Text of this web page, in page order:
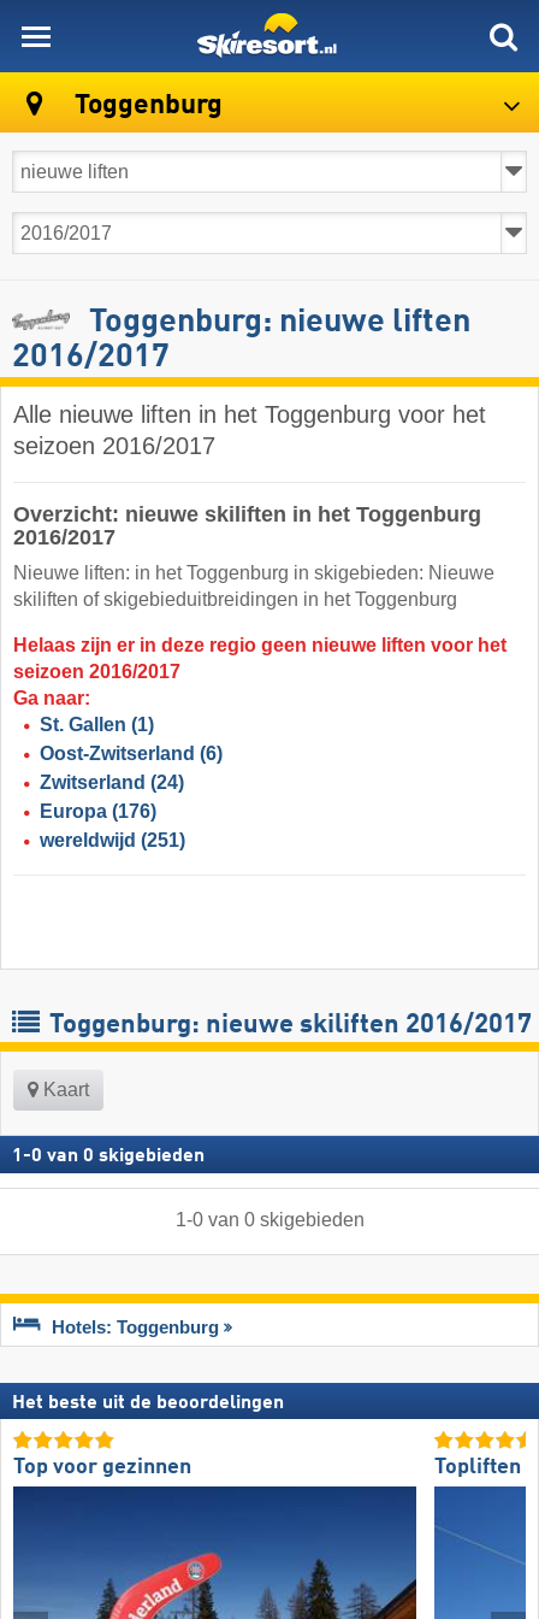
Toggenburg
Toggenburg: nieuwe liften
2016/2017
Alle nieuwe liften in het Toggenburg voor het
seizoen 2016/2017
Overzicht: nieuwe skiliften in het Toggenburg
2016/2017
Nieuwe liften: in het Toggenburg in skigebieden: Nieuwe
skiliften of skigebieduitbreidingen in het Toggenburg
Helaas zijn er in deze regio geen nieuwe liften voor het
seizoen 2016/2017
Ga naar:
St. Gallen (1)
Oost-Zwitserland (6)
Zwitserland (24)
Europa (176)
wereldwijd (251)
Toggenburg: nieuwe skiliften 2016/2017
Kaart
1 -0 van 0 skigebieden
1-0van 0 skigebieden
Hotels: Toggenburg
Het beste uit de beoordelingen
Top voor gezinnen Topliften